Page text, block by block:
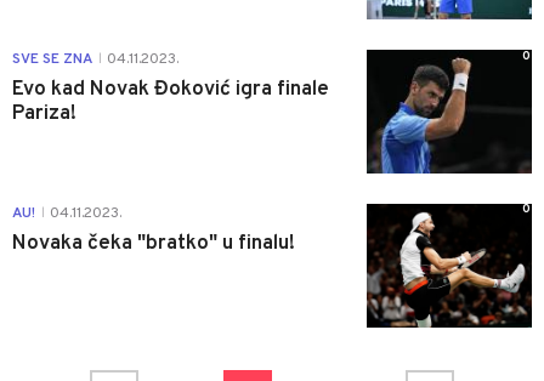
SVE SE ZNA 04.11.2023.
Evo kad Novak Đoković igra finale
Pariza!
0
AU! 04.11.2023.
Novaka čeka "bratko" u finalu!
0